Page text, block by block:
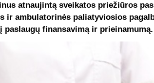
atnaujintą sveikatos priežiūros
ir ambulatorinės paliatyviosios
paslaugų finansavimą ir prieinamumą.